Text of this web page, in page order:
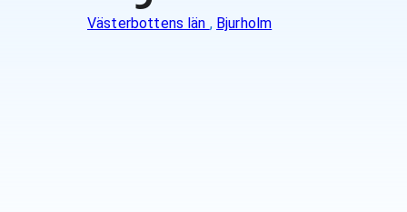
Västerbottens län , Bjurholm